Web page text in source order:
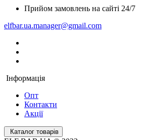
Прийом замовлень на сайті 24/7
elfbar.ua.manager@gmail.com
Інформація
Опт
Контакти
Акції
Каталог товарів